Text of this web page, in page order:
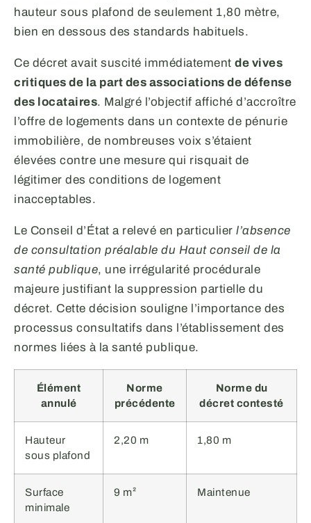
hauteur sous plafond de seulement 1,80 mètre,
bien en dessous des standards habituels.
Ce décret avait suscité immédiatement de vives
critiques de la part des associations de défense
des locataires. Malgré l’objectif affiché d’accroître
l’offre de logements dans un contexte de pénurie
immobilière, de nombreuses voix s’étaient
élevées contre une mesure qui risquait de
légitimer des conditions de logement
inacceptables.
Le Conseil d’État a relevé en particulier l’absence
de consultation préalable du Haut conseil de la
santé publique, une irrégularité procédurale
majeure justifiant la suppression partielle du
décret. Cette décision souligne l’importance des
processus consultatifs dans l’établissement des
normes liées à la santé publique.
Élément
annulé
Norme
précédente
Norme du
décret contesté
Hauteur
sous plafond
2,20 m 1,80 m
Surface
minimale
9 m² Maintenue